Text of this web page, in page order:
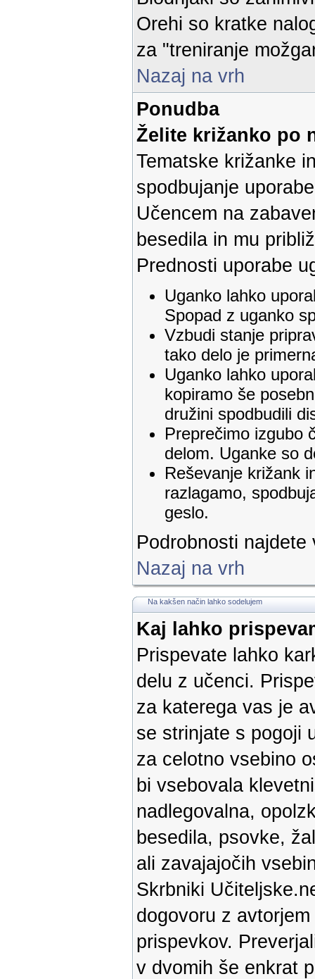
Orehi so kratke
za "treniranje
Nazaj na vrh
Ponudba
Želite križanko po
Tematske križanke
spodbujanje
Učencem na
besedila in mu
Prednosti uporabe
Uganko lahko
Spopad z uganko
Vzbudi stanje
tako delo je
Uganko lahko
kopiramo še
družini spodbudili
Preprečimo izgubo
delom. Uganke so
Reševanje križank
razlagamo,
geslo.
Podrobnosti
Nazaj na vrh
Na kakšen način lahko sodelujem
Kaj lahko
Prispevate lahko
delu z učenci.
za katerega vas je
se strinjate s pogoji
za celotno vsebino
bi vsebovala
nadlegovalna,
besedila, psovke,
ali zavajajočih
Skrbniki
dogovoru z
prispevkov.
v dvomih še enkrat